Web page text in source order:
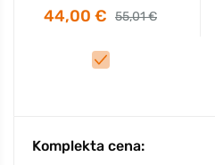
44,00 € 55,01 €
Komplekta cena: